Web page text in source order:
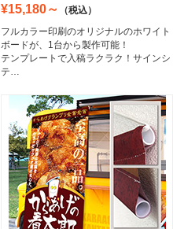
ホワイトボード
White Board
プレート看板
Plate Board
壁面看板
Wall Sign
¥15,180～
（税込）
フルカラー印刷のオリジナルのホワイト
ボードが、1台から製作可能！
テンプレートで入稿ラクラク！サインシ
テ…